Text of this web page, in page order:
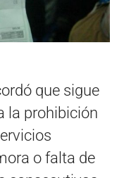
que sigue
la prohibición
o falta de